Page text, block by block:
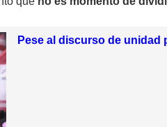
Pese al discurso de